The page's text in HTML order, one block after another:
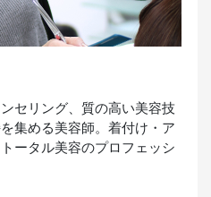
セリング、質の高い美容技
集める美容師。着付け・ア
ータル美容のプロフェッシ